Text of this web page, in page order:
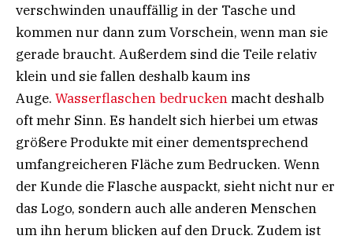
verschwinden unauffällig in der Tasche und
kommen nur dann zum Vorschein, wenn man sie
gerade braucht. Außerdem sind die Teile relativ
klein und sie fallen deshalb kaum ins
Auge. Wasserflaschen bedruckenmacht deshalb
oft mehr Sinn. Es handelt sich hierbei um etwas
größere Produkte mit einer dementsprechend
umfangreicheren Fläche zum Bedrucken. Wenn
der Kunde die Flasche auspackt, sieht nicht nur er
das Logo, sondern auch alle anderen Menschen
um ihn herum blicken auf den Druck. Zudem ist